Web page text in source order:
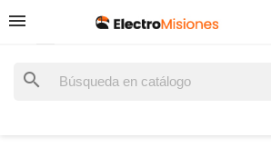
search